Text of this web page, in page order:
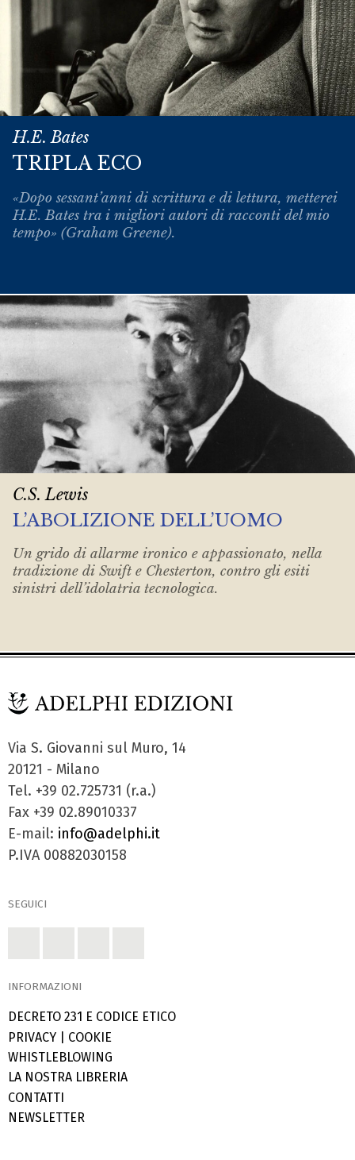
H.E. Bates
TRIPLA ECO
«Dopo sessant’anni di scrittura e di lettura, metterei
H.E. Bates tra i migliori autori di racconti del mio
tempo» (Graham Greene).
C.S. Lewis
L’ABOLIZIONE DELL’UOMO
Un grido di allarme ironico e appassionato, nella
tradizione di Swift e Chesterton, contro gli esiti
sinistri dell’idolatria tecnologica.
Via S. Giovanni sul Muro, 14
20121 - Milano
Tel. +39 02.725731 (r.a.)
Fax +39 02.89010337
E-mail: info@adelphi.it
P.IVA 00882030158
SEGUICI
INFORMAZIONI
DECRETO 231 E CODICE ETICO
PRIVACY
COOKIE
WHISTLEBLOWING
LA NOSTRA LIBRERIA
CONTATTI
NEWSLETTER